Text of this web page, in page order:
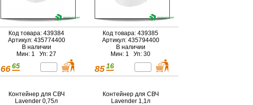
Код товара: 439384
Артикул: 435774400
В наличии
Мин: 1 Уп: 27
66 65
Код товара: 439385
Артикул: 435794400
В наличии
Мин: 1 Уп: 30
85 16
Контейнер для СВЧ
Lavender 0,75л
Контейнер для СВЧ
Lavender 1,1л